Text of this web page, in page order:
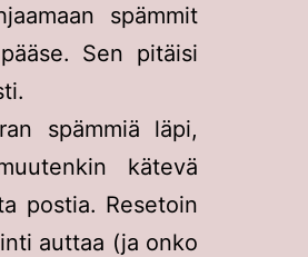
spämmit
Sen pitäisi
spämmiä läpi,
kätevä
postia. Resetoin
auttaa (ja onko